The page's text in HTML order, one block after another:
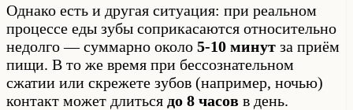
Однако есть и другая ситуация: при реальном
процессе еды зубы соприкасаются относительно
недолго — суммарно около 5-10 минут за приём
пищи. В то же время при бессознательном
сжатии или скрежете зубов (например, ночью)
контакт может длиться до 8 часов в день.